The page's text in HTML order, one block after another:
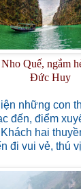
Quế, ngắm
Đức Huy
những con
đến, điểm
hai
đi vui vẻ, thú